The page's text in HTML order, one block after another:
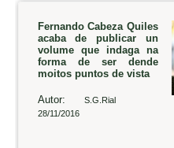
Fernando Cabeza Quiles
acaba de publicar un
volume que indaga na
forma de ser dende
moitos puntos de vista
Autor: S.G.Rial
28/11/2016